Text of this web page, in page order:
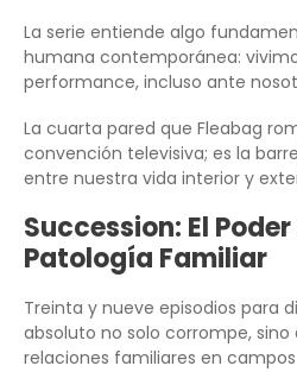
La serie entiende algo
humana contemporánea:
performance, incluso ante
La cuarta pared que Fleabag
convención televisiva; es la
entre nuestra vida interior y
Succession: El
Patología Familiar
Treinta y nueve episodios para
absoluto no solo corrompe,
relaciones familiares en